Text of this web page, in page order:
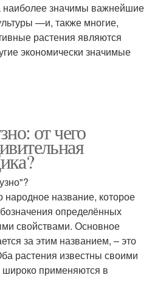
наиболее значимы важнейшие
—и, также многие,
растения являются
экономически значимые
от чего
народное название, которое
определённых
свойствами. Основное
за этим названием, – это
растения известны своими
применяются в